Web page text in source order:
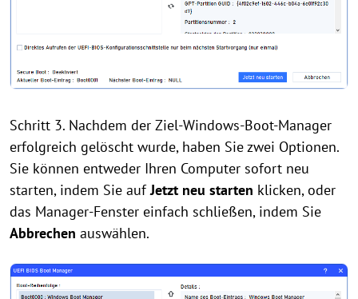
Schritt 3. Nachdem der Ziel-Windows-Boot-Manager
erfolgreich gelöscht wurde, haben Sie zwei Optionen.
Sie können entweder Ihren Computer sofort neu
starten, indem Sie aufJetzt neu starten klicken, oder
das Manager-Fenster einfach schließen, indem Sie
Abbrechen auswählen.